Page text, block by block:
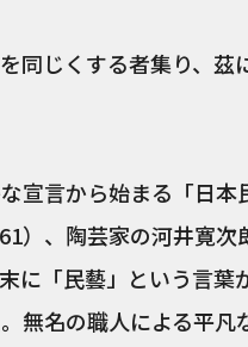
同じくする者集り、
宣言から始まる「日
）、陶芸家の河井寛次
に「民藝」という言
無名の職人による平